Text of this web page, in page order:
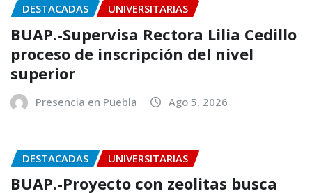
DESTACADAS UNIVERSITARIAS
BUAP.-Supervisa Rectora Lilia Cedillo
proceso de inscripción del nivel
superior
Presencia en Puebla Ago 5, 2026
DESTACADAS UNIVERSITARIAS
BUAP.-Proyecto con zeolitas busca